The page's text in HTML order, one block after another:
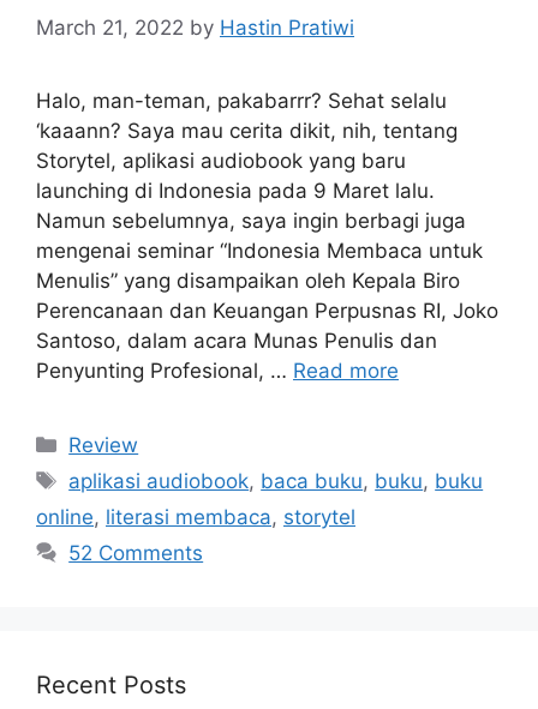
March 21, 2022 by Hastin Pratiwi
Halo, man-teman, pakabarrr? Sehat selalu
‘kaaann? Saya mau cerita dikit, nih, tentang
Storytel, aplikasi audiobook yang baru
launching di Indonesia pada 9 Maret lalu.
Namun sebelumnya, saya ingin berbagi juga
mengenai seminar “Indonesia Membaca untuk
Menulis” yang disampaikan oleh Kepala Biro
Perencanaan dan Keuangan Perpusnas RI, Joko
Santoso, dalam acara Munas Penulis dan
Penyunting Profesional, … Read more
Categories
Review
Tags
aplikasi audiobook, baca buku, buku, buku
online, literasi membaca, storytel
52 Comments
Recent Posts